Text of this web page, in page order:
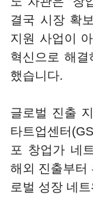
결국 시장 확
지원 사업이
혁신으로 해결
했습니다.
글로벌 진출
타트업센터
포 창업가 네
해외 진출부터
로벌 성장 네